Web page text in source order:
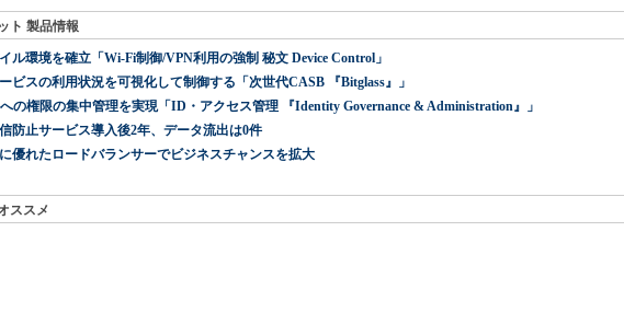
ト 製品情報
ル環境を確立「Wi-Fi制御/VPN利用の強制 秘文 Device Control」
ビスの利用状況を可視化して制御する「次世代CASB 『Bitglass』」
の権限の集中管理を実現「ID・アクセス管理 『Identity Governance & Administration』」
防止サービス導入後2年、データ流出は0件
優れたロードバランサーでビジネスチャンスを拡大
ススメ